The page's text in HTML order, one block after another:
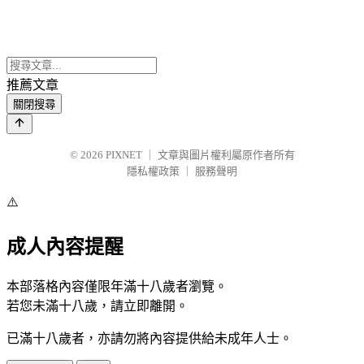
推薦文章
關閉搜尋
© 2026 PIXNET
文章與圖片權利屬原作者所有
隱私權政策
服務聲明
⚠️
成人內容提醒
本部落格內容僅限年滿十八歲者瀏覽。
若您未滿十八歲，請立即離開。
已滿十八歲者，亦請勿將內容提供給未成年人士。